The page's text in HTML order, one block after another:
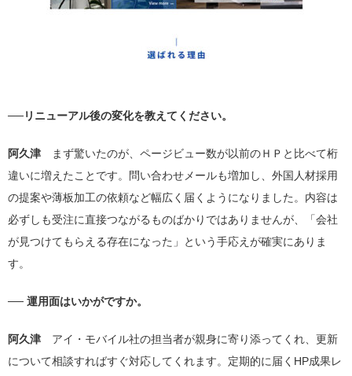
──リニューアル後の変化を教えてください。
阿久津 まず驚いたのが、ページビュー数が以前のＨＰと比べて桁
違いに増えたことです。問い合わせメールも増加し、外国人材採用
の提案や薄板加工の依頼など幅広く届くようになりました。内容は
必ずしも受注に直接つながるものばかりではありませんが、「会社
が見つけてもらえる存在になった」という手応えが確実にありま
す。
── 運用面はいかがですか。
阿久津 アイ・モバイル社の担当者が親身に寄り添ってくれ、更新
について相談すればすぐ対応してくれます。定期的に届くHP成果レ